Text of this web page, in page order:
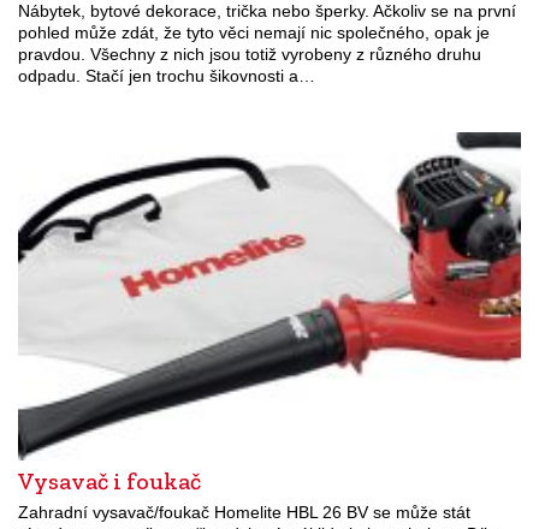
Nábytek, bytové dekorace, trička nebo šperky. Ačkoliv se na první
pohled může zdát, že tyto věci nemají nic společného, opak je
pravdou. Všechny z nich jsou totiž vyrobeny z různého druhu
odpadu. Stačí jen trochu šikovnosti a…
Vysavač i foukač
Zahradní vysavač/foukač Homelite HBL 26 BV se může stát